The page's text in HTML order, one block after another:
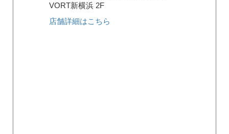
VORT新横浜 2F
店舗詳細はこちら